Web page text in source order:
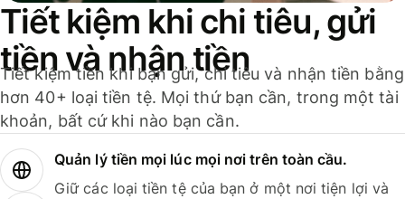
Tiết kiệm khi chi tiêu, gửi
tiền và nhận tiền
Tiết kiệm tiền khi bạn gửi, chi tiêu và nhận tiền bằng
hơn 40+ loại tiền tệ. Mọi thứ bạn cần, trong một tài
khoản, bất cứ khi nào bạn cần.
Quản lý tiền mọi lúc mọi nơi trên toàn cầu.
Giữ các loại tiền tệ của bạn ở một nơi tiện lợi và